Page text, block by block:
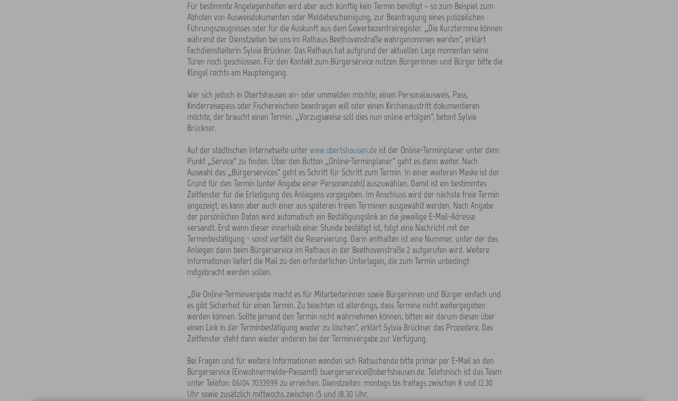
Für bestimmte Angelegenheiten wird aber auch künftig kein Termin benötigt – so zum Beispiel zum
Abholen von Ausweisdokumenten oder Meldebescheinigung, zur Beantragung eines polizeilichen
Führungszeugnisses oder für die Auskunft aus dem Gewerbezentralregister. „Die Kurztermine können
während der Dienstzeiten bei uns im Rathaus Beethovenstraße wahrgenommen werden“, erklärt
Fachdienstleiterin Sylvia Brückner. Das Rathaus hat aufgrund der aktuellen Lage momentan seine
Türen noch geschlossen. Für den Kontakt zum Bürgerservice nutzen Bürgerinnen und Bürger bitte die
Klingel rechts am Haupteingang.
Wer sich jedoch in Obertshausen an- oder ummelden möchte; einen Personalausweis, Pass,
Kinderreisepass oder Fischereischein beantragen will oder einen Kirchenaustritt dokumentieren
möchte, der braucht einen Termin. „Vorzugsweise soll dies nun online erfolgen“, betont Sylvia
Brückner.
Auf der städtischen Internetseite unterwww.obertshausen.deist der Online-Terminplaner unter dem
Punkt „Service“ zu finden. Über den Button „Online-Terminplaner“ geht es dann weiter. Nach
Auswahl des „Bürgerservices“ geht es Schritt für Schritt zum Termin. In einer weiteren Maske ist der
Grund für den Termin (unter Angabe einer Personenzahl) auszuwählen. Damit ist ein bestimmtes
Zeitfenster für die Erledigung des Anliegens vorgegeben. Im Anschluss wird der nächste freie Termin
angezeigt, es kann aber auch einer aus späteren freien Terminen ausgewählt werden. Nach Angabe
der persönlichen Daten wird automatisch ein Bestätigungslink an die jeweilige E-Mail-Adresse
versandt. Erst wenn dieser innerhalb einer Stunde bestätigt ist, folgt eine Nachricht mit der
Terminbestätigung - sonst verfällt die Reservierung. Darin enthalten ist eine Nummer, unter der das
Anliegen dann beim Bürgerservice im Rathaus in der Beethovenstraße 2 aufgerufen wird. Weitere
Informationen liefert die Mail zu den erforderlichen Unterlagen, die zum Termin unbedingt
mitgebracht werden sollen.
„Die Online-Terminvergabe macht es für Mitarbeiterinnen sowie Bürgerinnen und Bürger einfach und
es gibt Sicherheit für einen Termin. Zu beachten ist allerdings, dass Termine nicht weitergegeben
werden können. Sollte jemand den Termin nicht wahrnehmen können, bitten wir darum diesen über
einen Link in der Terminbestätigung wieder zu löschen“, erklärt Sylvia Brückner das Prozedere. Das
Zeitfenster steht dann wieder anderen bei der Terminvergabe zur Verfügung.
Bei Fragen und für weitere Informationen wenden sich Ratsuchende bitte primär per E-Mail an den
Bürgerservice (Einwohnermelde-Passamt): buergerservice@obertshausen.de. Telefonisch ist das Team
unter Telefon: 06104 7033999 zu erreichen. Dienstzeiten: montags bis freitags zwischen 8 und 12.30
Uhr sowie zusätzlich mittwochs zwischen 15 und 18.30 Uhr.